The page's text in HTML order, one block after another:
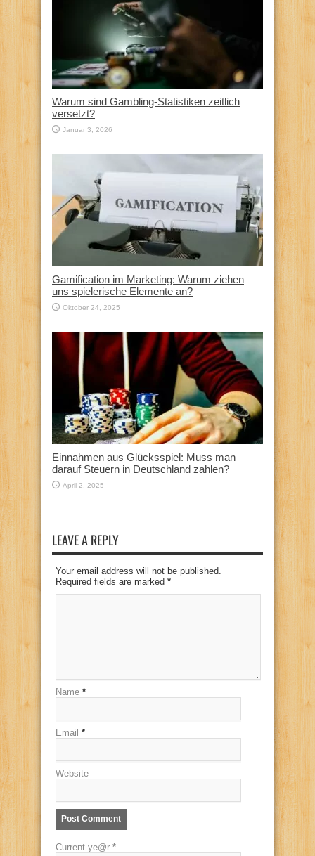
Warum sind Gambling-Statistiken zeitlich
versetzt?
Januar 3, 2026
Gamification im Marketing: Warum ziehen
uns spielerische Elemente an?
Oktober 24, 2025
Einnahmen aus Glücksspiel: Muss man
darauf Steuern in Deutschland zahlen?
April 2, 2025
LEAVE A REPLY
Your email address will not be published.
Required fields are marked *
Name *
Email *
Website
Current ye@r *